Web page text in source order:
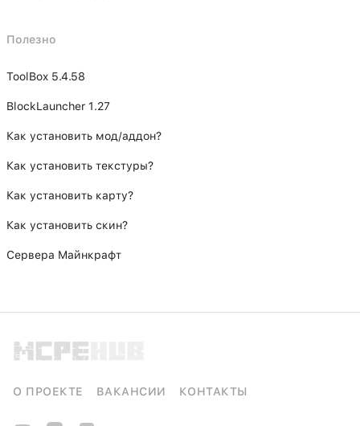
Полезно
ToolBox 5.4.58
BlockLauncher 1.27
Как установить мод/аддон?
Как установить текстуры?
Как установить карту?
Как установить скин?
Сервера Майнкрафт
О ПРОЕКТЕ ВАКАНСИИ КОНТАКТЫ